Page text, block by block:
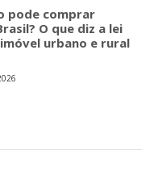
pode comprar
O que diz a lei
imóvel urbano e rural